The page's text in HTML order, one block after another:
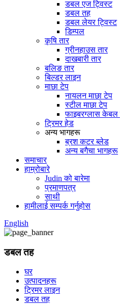
डबल एज ट्विस्ट
डबल तह
डबल लेयर ट्विस्ट
डिम्पल
कृषि तार
ग्रीनहाउस तार
दाखबारी तार
बलिङ तार
बिल्डर लाइन
माछा टेप
नायलन माछा टेप
स्टील माछा टेप
फाइबरग्लास केबल
ट्रिमर हेड
अन्य भागहरू
ब्रश कटर ब्लेड
अन्य बगैचा भागहरू
समाचार
हाम्रोबारे
Judin को बारेमा
प्रमाणपत्र
साथी
हामीलाई सम्पर्क गर्नुहोस
English
डबल तह
घर
उत्पादनहरू
ट्रिमर लाइन
डबल तह